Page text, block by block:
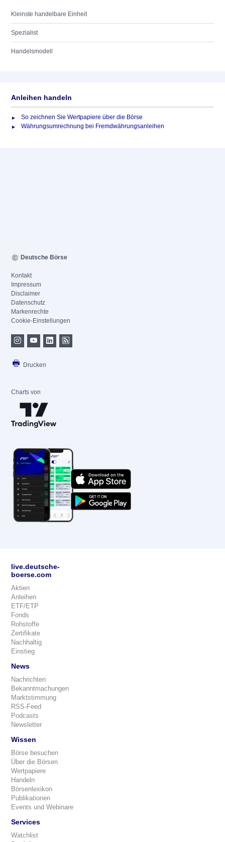
Kleinste handelbare Einheit
Spezialist
Handelsmodell
Anleihen handeln
So zeichnen Sie Wertpapiere über die Börse
Währungsumrechnung bei Fremdwährungsanleihen
Deutsche Börse
Kontakt
Impressum
Disclaimer
Datenschutz
Markenrechte
Cookie-Einstellungen
Drucken
Charts von
live.deutsche-
boerse.com
Aktien
Anleihen
ETF/ETP
Fonds
Rohstoffe
Zertifikate
Nachhaltig
Einstieg
News
Nachrichten
Bekanntmachungen
Marktstimmung
RSS-Feed
Podcasts
Newsletter
Wissen
Börse besuchen
Über die Börsen
Wertpapiere
Handeln
Börsenlexikon
Publikationen
Events und Webinare
Services
Watchlist